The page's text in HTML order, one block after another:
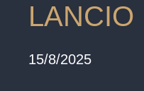
LANCIO
15/8/2025